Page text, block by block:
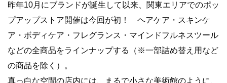
昨年10月にブランドが誕生して以来、関東エリアでのポッ
プアップストア開催は今回が初！ ヘアケア・スキンケ
ア・ボディケア・フレグランス・マインドフルネスツール
などの全商品をラインナップする（※一部詰め替え用など
の商品を除く）。
真っ白な空間の店内には、まるで小さな美術館のように、